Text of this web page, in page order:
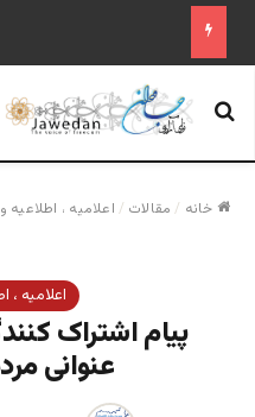
جستجو برای
خانه / مقالات / اعلاميه ، اطلاعيه
اعلاميه ،
پیام اشتراک
عنوانی